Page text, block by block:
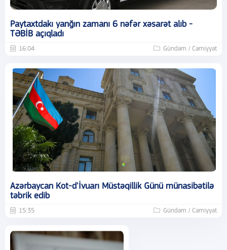
Paytaxtdakı yanğın zamanı 6 nəfər xəsarət alıb -
TƏBİB açıqladı
16:04 Gündəm / Cəmiyyət
Azərbaycan Kot-d'İvuarı Müstəqillik Günü münasibətilə
təbrik edib
15:35 Gündəm / Cəmiyyət